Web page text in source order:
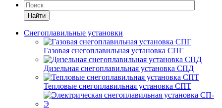
Найти
Снегоплавильные установки
Газовая снегоплавильная установка СПГ
Дизельная снегоплавильная установка СПД
Тепловые снегоплавильная установка СПТ